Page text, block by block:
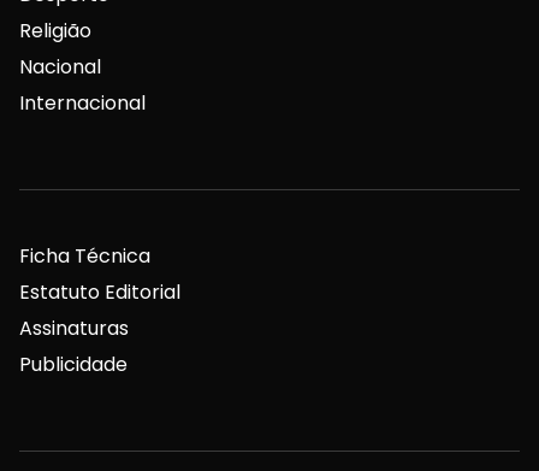
Religião
Nacional
Internacional
Ficha Técnica
Estatuto Editorial
Assinaturas
Publicidade